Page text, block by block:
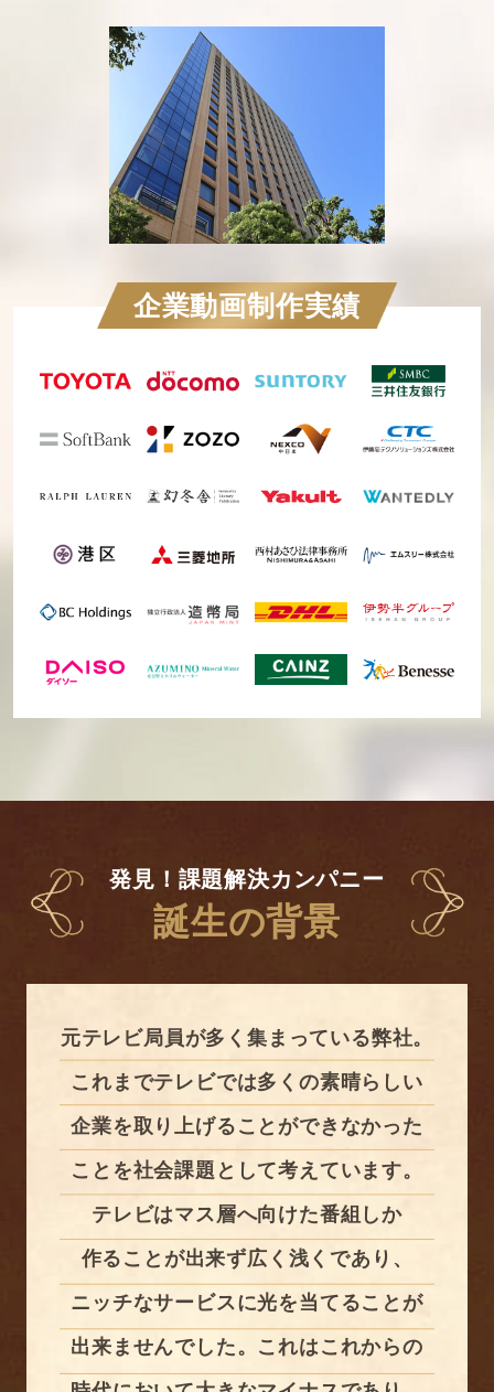
企業動画制作実績
発見！課題解決カンパニー
誕生の背景
元テレビ局員が多く集まっている弊社。
これまでテレビでは多くの素晴らしい
企業を取り上げることができなかった
ことを社会課題として考えています。
テレビはマス層へ向けた番組しか
作ることが出来ず広く浅くであり、
ニッチなサービスに光を当てることが
出来ませんでした。 これはこれからの